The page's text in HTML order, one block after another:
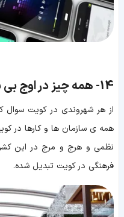
14- همه چیز در اوج
از هر شهروندی در کویت
همه ی سازمان ها و کارها در
نظمی و هرج و مرج در این
فرهنگی در کویت تبدیل شده.